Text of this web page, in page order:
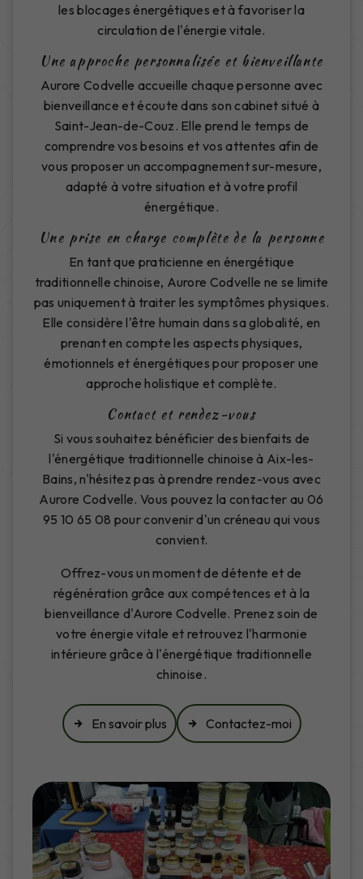
les blocages énergétiques et à favoriser la
circulation de l'énergie vitale.
Une approche personnalisée et bienveillante
Aurore Codvelle accueille chaque personne avec
bienveillance et écoute dans son cabinet situé à
Saint-Jean-de-Couz. Elle prend le temps de
comprendre vos besoins et vos attentes afin de
vous proposer un accompagnement sur-mesure,
adapté à votre situation et à votre profil
énergétique.
Une prise en charge complète de la personne
En tant que praticienne en énergétique
traditionnelle chinoise, Aurore Codvelle ne se limite
pas uniquement à traiter les symptômes physiques.
Elle considère l'être humain dans sa globalité, en
prenant en compte les aspects physiques,
émotionnels et énergétiques pour proposer une
approche holistique et complète.
Contact et rendez-vous
Si vous souhaitez bénéficier des bienfaits de
l'énergétique traditionnelle chinoise à Aix-les-
Bains, n'hésitez pas à prendre rendez-vous avec
Aurore Codvelle. Vous pouvez la contacter au 06
95 10 65 08 pour convenir d'un créneau qui vous
convient.
Offrez-vous un moment de détente et de
régénération grâce aux compétences et à la
bienveillance d'Aurore Codvelle. Prenez soin de
votre énergie vitale et retrouvez l'harmonie
intérieure grâce à l'énergétique traditionnelle
chinoise.
En savoir plus Contactez-moi